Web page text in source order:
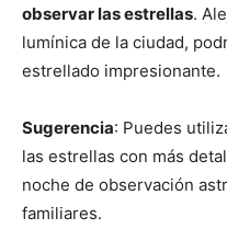
observar las estrellas.
lumínica de la ciudad,
estrellado impresionante.
Sugerencia: Puedes
las estrellas con más
noche de observación
familiares.